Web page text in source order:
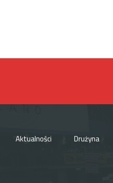
Aktualności Drużyna